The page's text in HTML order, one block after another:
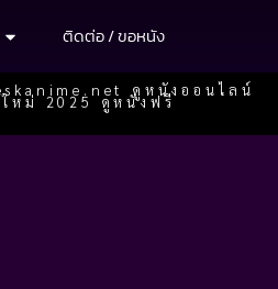
ติดต่อ / ขอหนัง
ดูหนังออนไลน์
หม่ 2025 ดูหนังฟรี